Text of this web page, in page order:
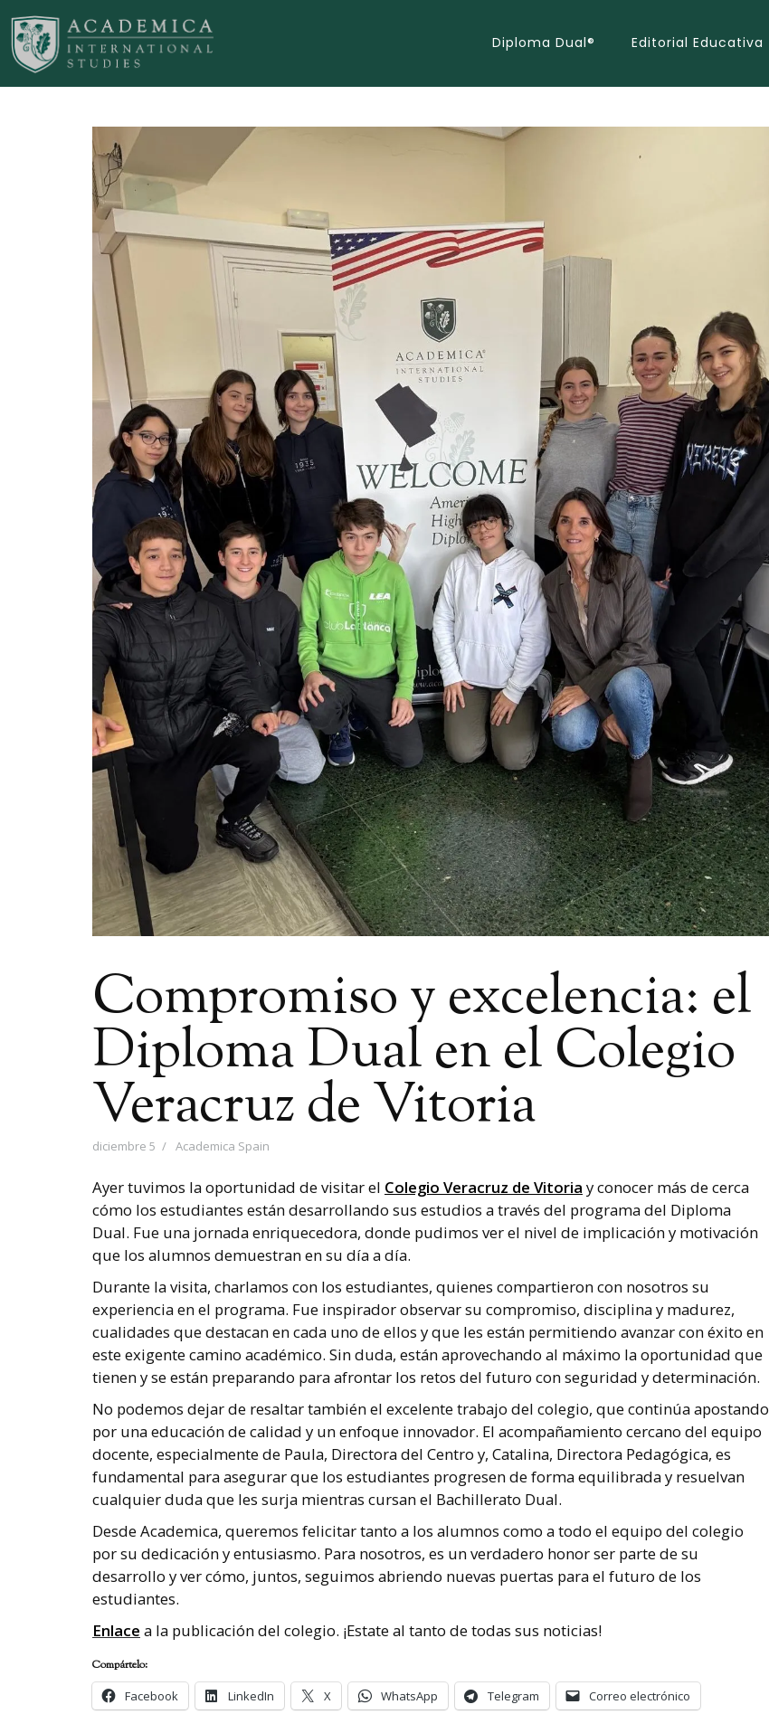
Diploma Dual® Editorial Educativa
Compromiso y excelencia: el
Diploma Dual en el Colegio
Veracruz de Vitoria
diciembre 5 Academica Spain
Ayer tuvimos la oportunidad de visitar el Colegio Veracruz de Vitoria y conocer más de cerca
cómo los estudiantes están desarrollando sus estudios a través del programa del Diploma
Dual. Fue una jornada enriquecedora, donde pudimos ver el nivel de implicación y motivación
que los alumnos demuestran en su día a día.
Durante la visita, charlamos con los estudiantes, quienes compartieron con nosotros su
experiencia en el programa. Fue inspirador observar su compromiso, disciplina y madurez,
cualidades que destacan en cada uno de ellos y que les están permitiendo avanzar con éxito en
este exigente camino académico. Sin duda, están aprovechando al máximo la oportunidad que
tienen y se están preparando para afrontar los retos del futuro con seguridad y determinación.
No podemos dejar de resaltar también el excelente trabajo del colegio, que continúa apostando
por una educación de calidad y un enfoque innovador. El acompañamiento cercano del equipo
docente, especialmente de Paula, Directora del Centro y, Catalina, Directora Pedagógica, es
fundamental para asegurar que los estudiantes progresen de forma equilibrada y resuelvan
cualquier duda que les surja mientras cursan el Bachillerato Dual.
Desde Academica, queremos felicitar tanto a los alumnos como a todo el equipo del colegio
por su dedicación y entusiasmo. Para nosotros, es un verdadero honor ser parte de su
desarrollo y ver cómo, juntos, seguimos abriendo nuevas puertas para el futuro de los
estudiantes.
Enlace a la publicación del colegio. ¡Estate al tanto de todas sus noticias!
Compártelo:
Facebook
LinkedIn X WhatsApp Telegram Correo electrónico